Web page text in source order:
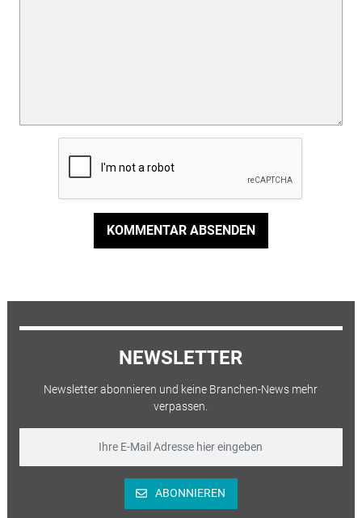
KOMMENTAR ABSENDEN
NEWSLETTER
Newsletter abonnieren und keine Branchen-News mehr
verpassen.
ABONNIEREN